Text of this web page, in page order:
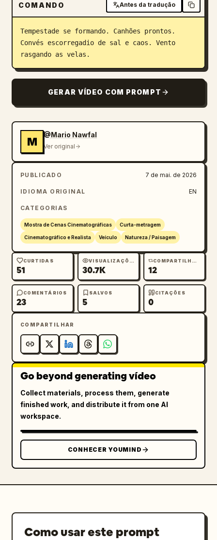
COMANDO Antes da tradução
Tempestade se formando. Canhões prontos.
Convés escorregadio de sal e caos. Vento
rasgando as velas.
GERAR VÍDEO COM PROMPT
M
@Mario Nawfal
Ver original
PUBLICADO 7 de mai. de 2026
IDIOMA ORIGINAL EN
CATEGORIAS
Mostra de Cenas Cinematográficas Curta-metragem
Cinematográfico e Realista Veículo Natureza / Paisagem
CURTIDAS
51
VISUALIZAÇÕES
30.7K
COMPARTILHAMENTOS
12
COMENTÁRIOS
23
SALVOS
5
CITAÇÕES
0
COMPARTILHAR
Go beyond generating vídeo
Collect materials, process them, generate
finished work, and distribute it from one AI
workspace.
CONHECER YOUMIND
Como usar este prompt